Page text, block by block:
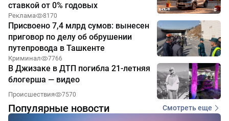
ставкой от 0% годовых
Реклама 8170
Присвоено 7,4 млрд сумов: вынесен
приговор по делу об обрушении
путепровода в Ташкенте
Криминал 7766
В Джизаке в ДТП погибла 21-летняя
блогерша — видео
Происшествия 7570
Популярные новости Смотреть еще